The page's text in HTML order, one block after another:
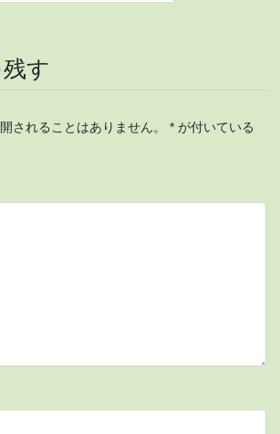
す
されることはありません。 * が付いている